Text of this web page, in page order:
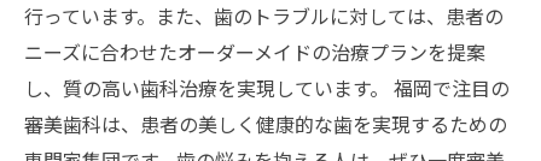
行っています。また、歯のトラブルに対しては、患者の
ニーズに合わせたオーダーメイドの治療プランを提案
し、質の高い歯科治療を実現しています。 福岡で注目の
審美歯科は、患者の美しく健康的な歯を実現するための